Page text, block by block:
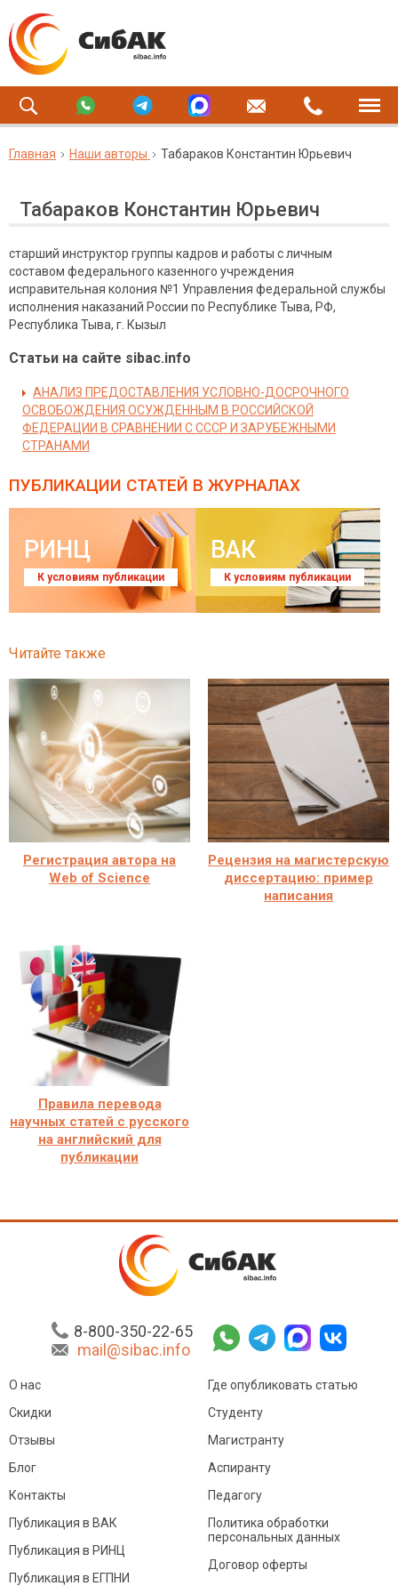
Главная Наши авторы Табараков Константин Юрьевич
Табараков Константин Юрьевич
старший инструктор группы кадров и работы с личным
составом федерального казенного учреждения
исправительная колония №1 Управления федеральной службы
исполнения наказаний России по Республике Тыва, РФ,
Республика Тыва, г. Кызыл
Статьи на сайте sibac.info
АНАЛИЗ ПРЕДОСТАВЛЕНИЯ УСЛОВНО-ДОСРОЧНОГО
ОСВОБОЖДЕНИЯ ОСУЖДЕННЫМ В РОССИЙСКОЙ
ФЕДЕРАЦИИ В СРАВНЕНИИ С СССР И ЗАРУБЕЖНЫМИ
СТРАНАМИ
ПУБЛИКАЦИИ СТАТЕЙ В ЖУРНАЛАХ
РИНЦ
К условиям публикации
ВАК
К условиям публикации
Читайте также
Регистрация автора на
Web of Science
Рецензия на магистерскую
диссертацию: пример
написания
Правила перевода
научных статей с русского
на английский для
публикации
8-800-350-22-65
mail@sibac.info
О нас
Скидки
Отзывы
Блог
Контакты
Где опубликовать статью
Студенту
Магистранту
Аспиранту
Педагогу
Публикация в ВАК
Публикация в РИНЦ
Публикация в ЕГПНИ
Политика обработки
персональных данных
Договор оферты